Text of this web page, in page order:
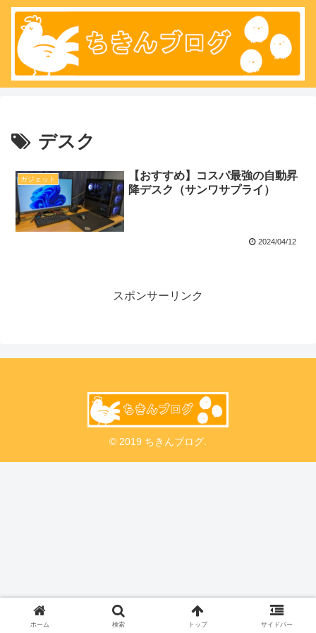
デスク
ガジェット
【おすすめ】コスパ最強の自動昇
降デスク（サンワサプライ）
2024/04/12
スポンサーリンク
© 2019 ちきんブログ.
ホーム 検索 トップ サイドバー